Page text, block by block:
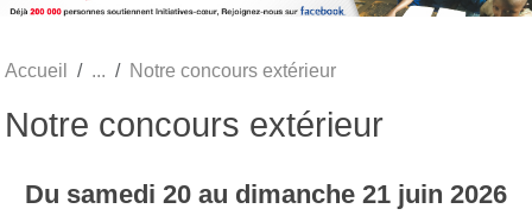
Accueil Notre concours extérieur
Notre concours extérieur
Du samedi 20 au dimanche 21 juin 2026